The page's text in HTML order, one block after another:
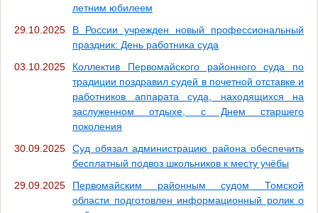
летним юбилеем
29.10.2025
В России учрежден новый профессиональный
праздник: День работника суда
03.10.2025
Коллектив Первомайского районного суда по
традиции поздравил судей в почетной отставке и
работников аппарата суда, находящихся на
заслуженном отдыхе, с Днем старшего
поколения
30.09.2025
Суд обязал администрацию района обеспечить
бесплатный подвоз школьников к месту учёбы
29.09.2025
Первомайским районным судом Томской
области подготовлен информационный ролик о